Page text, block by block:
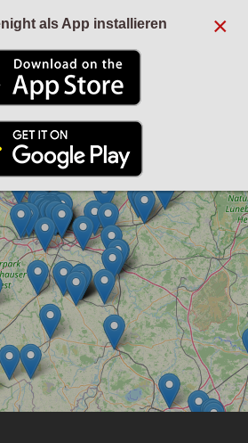
×
als App installieren